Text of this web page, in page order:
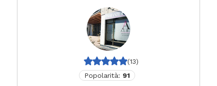
(13)
Popolarità: 91